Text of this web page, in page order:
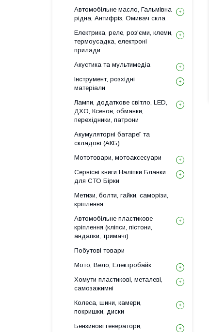
Автомобільне масло, Гальмівна
рідна, Антифріз, Омивач скла
Електрика, реле, роз'єми, клеми,
термоусадка, електроні
прилади
Акустика та мультимедіа
Інструмент, розхідні
матеріали
Лампи, додаткове світло, LED,
ДХО, Ксенон, обманки,
перехідники, патрони
Акумуляторні батареї та
складові (АКБ)
Мототовари, мотоаксесуари
Сервісні книги Наліпки Бланки
для СТО Бірки
Метизи, болти, гайки, саморізи,
кріплення
Автомобільне пластикове
кріплення (кліпси, пістони,
андапки, тримачі)
Побутові товари
Мото, Вело, Електробайк
Хомути пластикові, металеві,
самозажимні
Колеса, шини, камери,
покришки, диски
Бензинові генератори,